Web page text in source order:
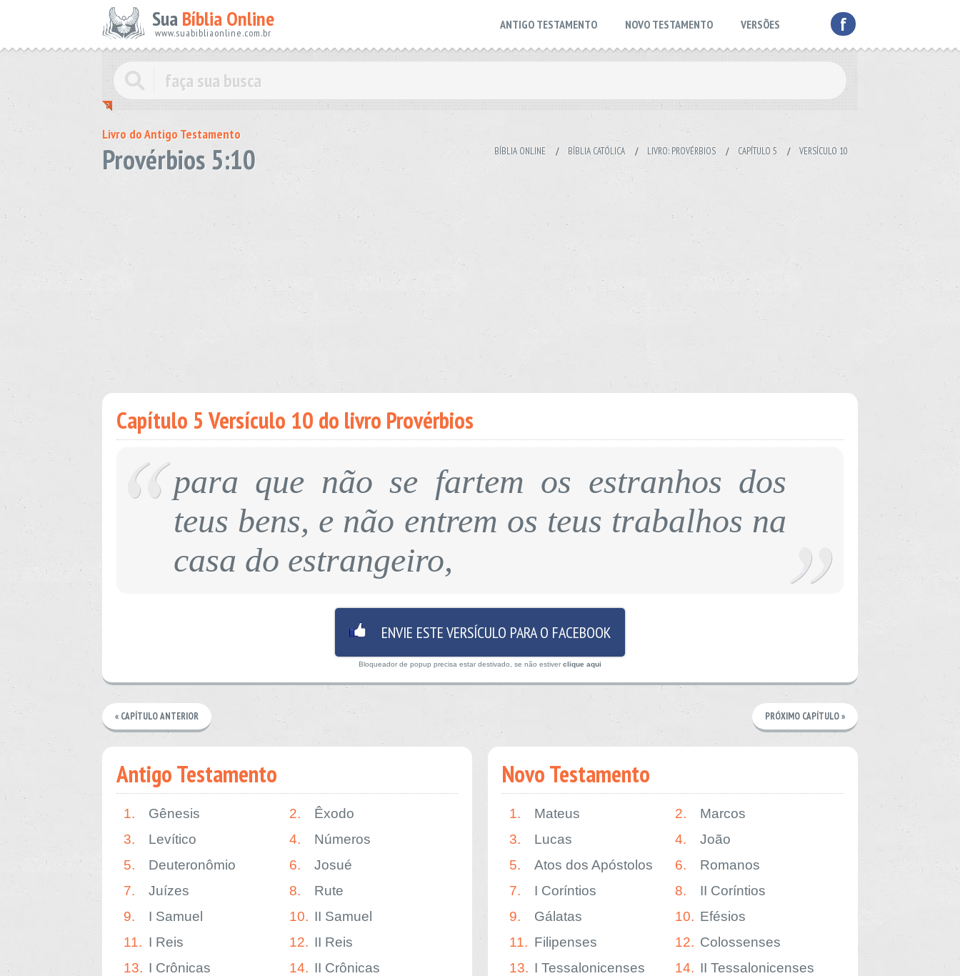
SuaBíblia Online
www.suabibliaonline.com.br f
ANTIGO TESTAMENTO NOVO TESTAMENTO VERSÕES
Livro do Antigo Testamento
Provérbios 5:10 BÍBLIA ONLINE / BÍBLIA CATÓLICA / LIVRO: PROVÉRBIOS / CAPÍTULO 5 / VERSÍCULO 10
Capítulo 5 Versículo 10 do livro Provérbios
para que não se fartem os estranhos dos
teus bens, e não entrem os teus trabalhos na
casa do estrangeiro,
ENVIE ESTE VERSÍCULO PARA O FACEBOOK
Bloqueador de popup precisa estar destivado, se não estiver clique aqui
« CAPÍTULO ANTERIOR PRÓXIMO CAPÍTULO »
Antigo Testamento
1. Gênesis 2.
Êxodo
3.
Levítico 4.
Números
5.
Deuteronômio 6.
Josué
7.
Juízes 8.
Rute
9.
I Samuel 10. II Samuel
11. I Reis 12. II Reis
13. I Crônicas 14. II Crônicas
Novo Testamento
1. Mateus 2.
Marcos
3.
Lucas 4.
João
5.
Atos dos Apóstolos 6.
Romanos
7.
I Coríntios 8.
II Coríntios
9.
Gálatas 10. Efésios
11. Filipenses 12. Colossenses
13. I Tessalonicenses 14. II Tessalonicenses